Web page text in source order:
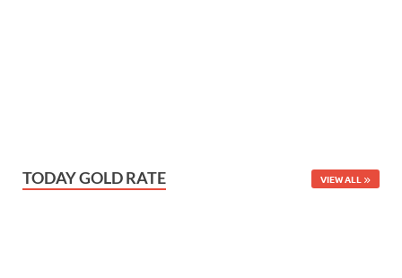
TODAY GOLD RATE VIEW ALL